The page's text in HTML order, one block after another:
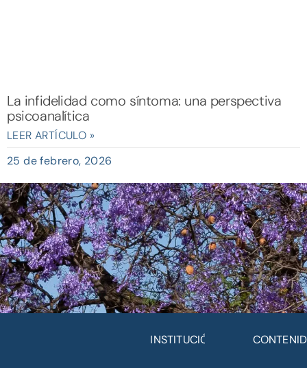
La infidelidad como síntoma: una perspectiva
psicoanalítica
LEER ARTÍCULO »
25 de febrero, 2026
INSTITUCIÓN